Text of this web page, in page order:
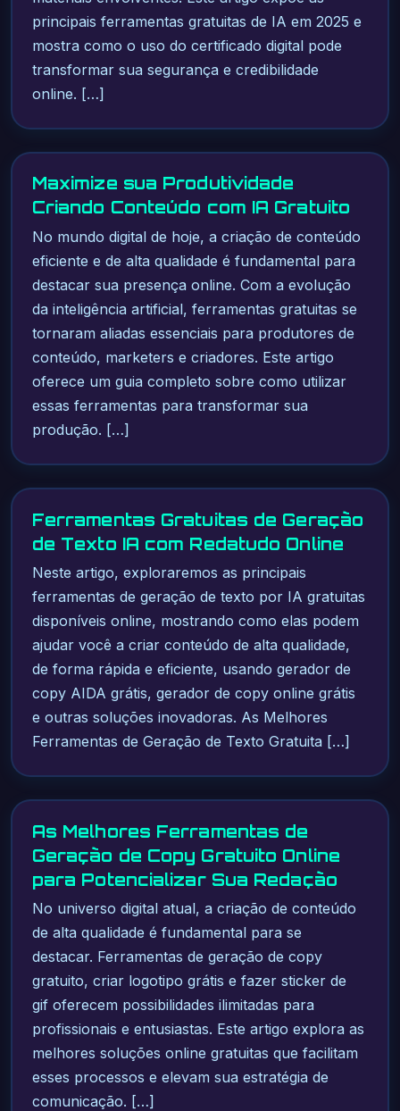
principais ferramentas gratuitas de IA em 2025 e
mostra como o uso do certificado digital pode
transformar sua segurança e credibilidade
online. […]
Maximize sua Produtividade
Criando Conteúdo com IA Gratuito
No mundo digital de hoje, a criação de conteúdo
eficiente e de alta qualidade é fundamental para
destacar sua presença online. Com a evolução
da inteligência artificial, ferramentas gratuitas se
tornaram aliadas essenciais para produtores de
conteúdo, marketers e criadores. Este artigo
oferece um guia completo sobre como utilizar
essas ferramentas para transformar sua
produção. […]
Ferramentas Gratuitas de Geração
de Texto IA com Redatudo Online
Neste artigo, exploraremos as principais
ferramentas de geração de texto por IA gratuitas
disponíveis online, mostrando como elas podem
ajudar você a criar conteúdo de alta qualidade,
de forma rápida e eficiente, usando gerador de
copy AIDA grátis, gerador de copy online grátis
e outras soluções inovadoras. As Melhores
Ferramentas de Geração de Texto Gratuita […]
As Melhores Ferramentas de
Geração de Copy Gratuito Online
para Potencializar Sua Redação
No universo digital atual, a criação de conteúdo
de alta qualidade é fundamental para se
destacar. Ferramentas de geração de copy
gratuito, criar logotipo grátis e fazer sticker de
gif oferecem possibilidades ilimitadas para
profissionais e entusiastas. Este artigo explora as
melhores soluções online gratuitas que facilitam
esses processos e elevam sua estratégia de
comunicação. […]